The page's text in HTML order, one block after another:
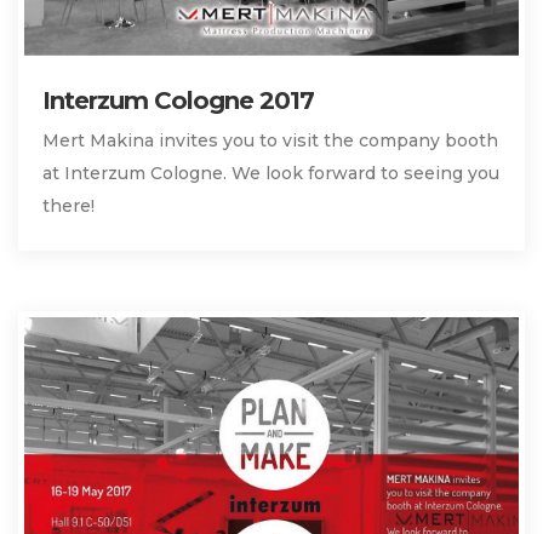
Interzum Cologne 2017
Mert Makina invites you to visit the company booth
at Interzum Cologne. We look forward to seeing you
there!